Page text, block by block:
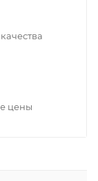
цены